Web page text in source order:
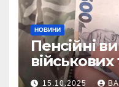
НОВИНИ
Пенсійні
військових
що може
15.10.2025